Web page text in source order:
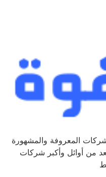
المعروفة والمشهورة
من أوائل وأكبر شركات